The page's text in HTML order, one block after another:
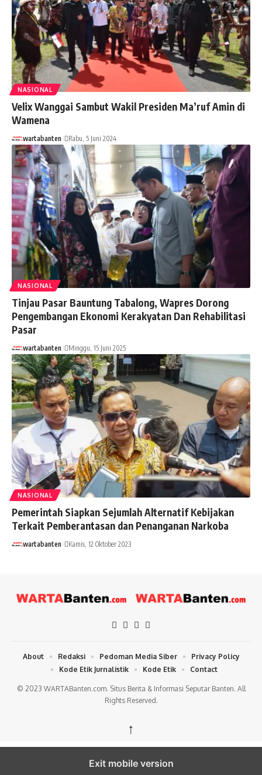
NASIONAL
Velix Wanggai Sambut Wakil Presiden Ma’ruf Amin di
Wamena
wartabanten Rabu, 5 Juni 2024
NASIONAL
Tinjau Pasar Bauntung Tabalong, Wapres Dorong
Pengembangan Ekonomi Kerakyatan Dan Rehabilitasi
Pasar
wartabanten Minggu, 15 Juni 2025
NASIONAL
Pemerintah Siapkan Sejumlah Alternatif Kebijakan
Terkait Pemberantasan dan Penanganan Narkoba
wartabanten Kamis, 12 Oktober 2023
© 2023 WARTABanten.com. Situs Berita & Informasi Seputar Banten. All
Rights Reserved.
About Redaksi Pedoman Media Siber
Privacy Policy
Kode Etik Jurnalistik
Kode Etik Contact
↑
Exit mobile version